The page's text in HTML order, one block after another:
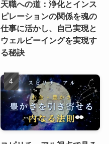
天職への道：浄化とインス
ピレーションの関係を魂の
仕事に活かし、自己実現と
ウェルビーイングを実現す
る秘訣